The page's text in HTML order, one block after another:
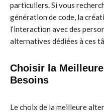
particuliers. Si vous
génération de code, la
l’interaction avec des
alternatives dédiées à ces
Choisir la
Besoins
Le choix de la meilleure